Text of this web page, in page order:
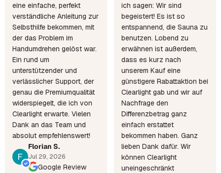
eine einfache, perfekt
verständliche Anleitung zur
Selbsthilfe bekommen, mit
der das Problem im
Handumdrehen gelöst war.
Ein rund um
unterstützender und
verlässlicher Support, der
genau die Premiumqualität
widerspiegelt, die ich von
Clearlight erwarte. Vielen
Dank an das Team und
absolut empfehlenswert!
Florian S.
Jul 29, 2026
Google Review
ich sagen: Wir sind
begeistert! Es ist so
entspannend, die Sauna zu
benutzen. Lobend zu
erwähnen ist außerdem,
dass es kurz nach
unserem Kauf eine
günstigere Rabattaktion bei
Clearlight gab und wir auf
Nachfrage den
Differenzbetrag ganz
einfach erstattet
bekommen haben. Ganz
lieben Dank dafür. Wir
können Clearlight
uneingeschränkt